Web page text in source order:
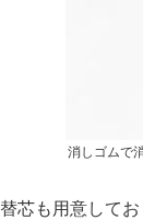
消しゴムで
替芯も用意して